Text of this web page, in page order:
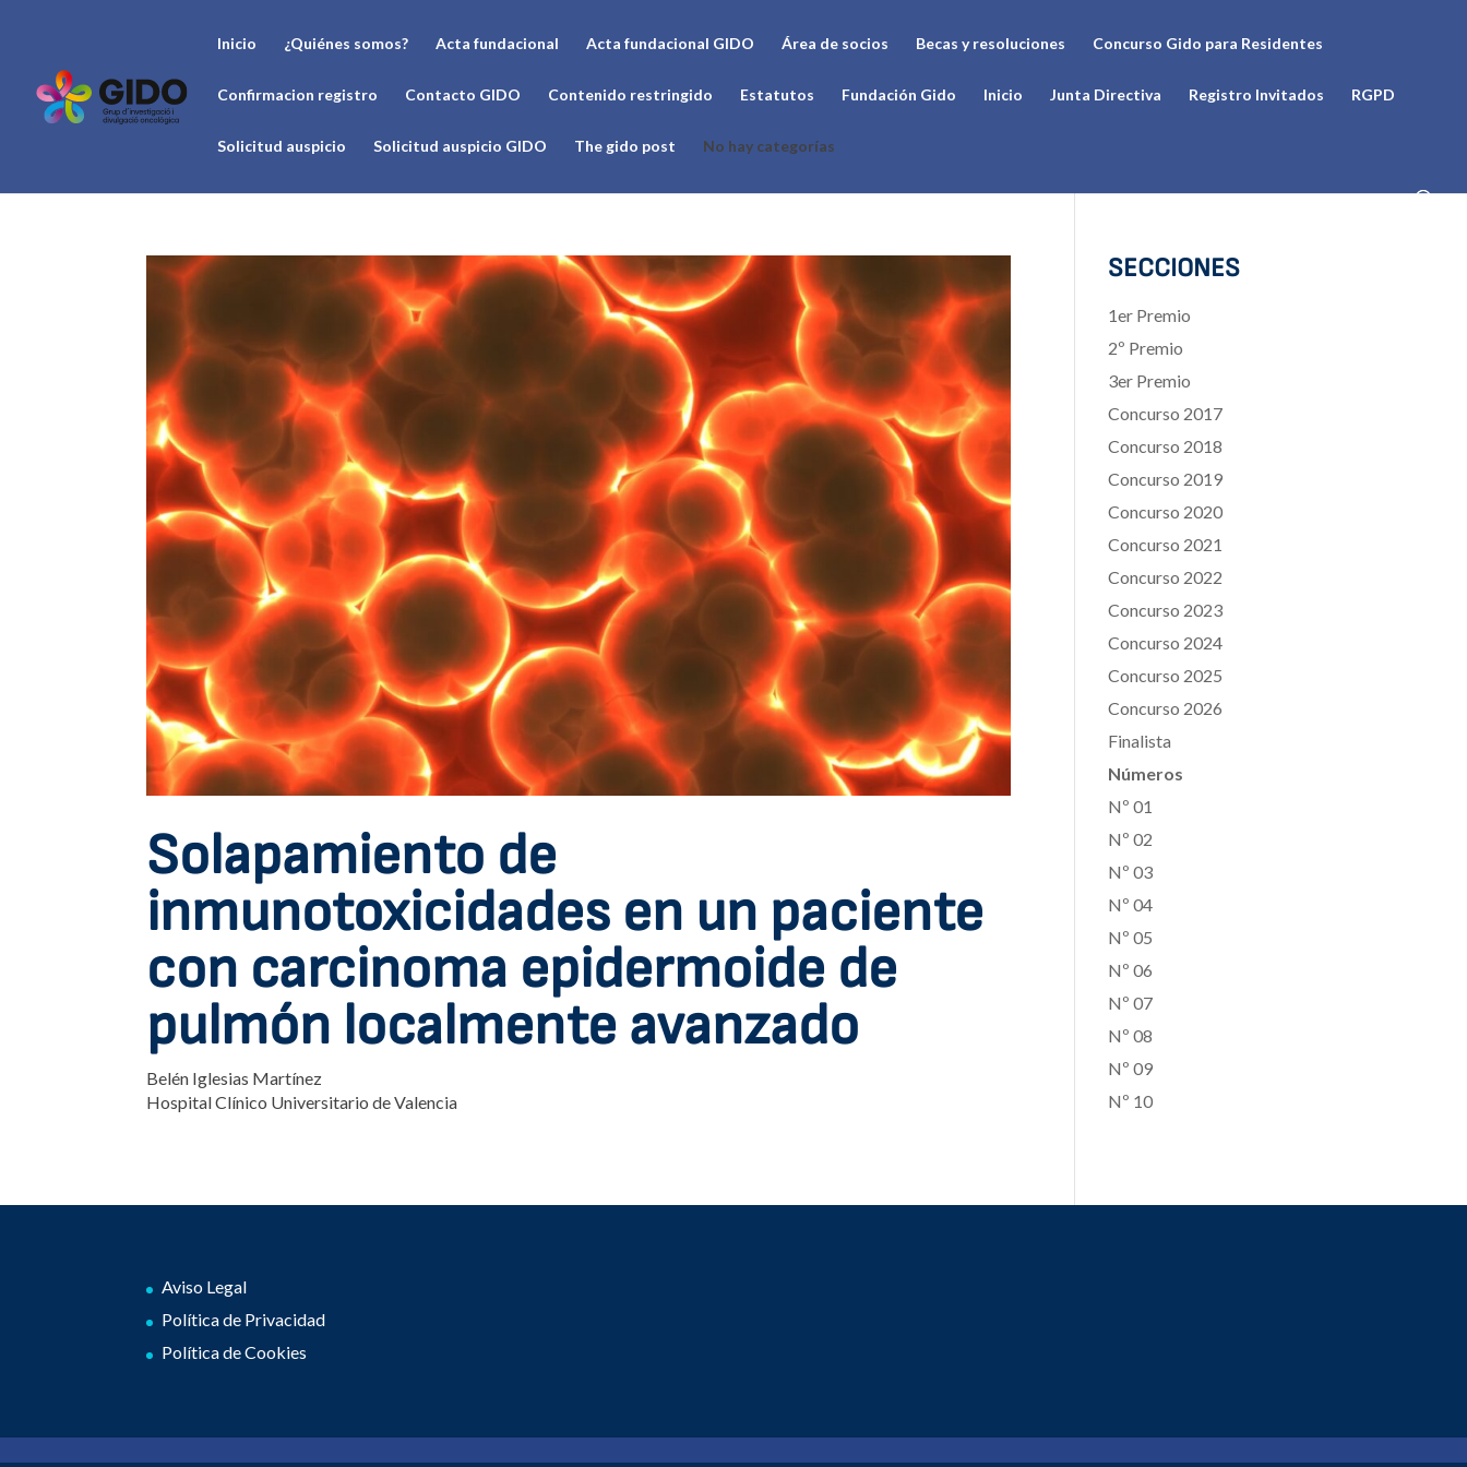
Inicio ¿Quiénes somos? Acta fundacional Acta fundacional GIDO Área de socios Becas y resoluciones Concurso Gido para Residentes
Confirmacion registro Contacto GIDO Contenido restringido Estatutos Fundación Gido Inicio Junta Directiva Registro Invitados RGPD
Solicitud auspicio Solicitud auspicio GIDO The gido post No hay categorías
Solapamiento de
inmunotoxicidades en un paciente
con carcinoma epidermoide de
pulmón localmente avanzado
Belén Iglesias Martínez
Hospital Clínico Universitario de Valencia
SECCIONES
1er Premio
2º Premio
3er Premio
Concurso 2017
Concurso 2018
Concurso 2019
Concurso 2020
Concurso 2021
Concurso 2022
Concurso 2023
Concurso 2024
Concurso 2025
Concurso 2026
Finalista
Números
Nº 01
Nº 02
Nº 03
Nº 04
Nº 05
Nº 06
Nº 07
Nº 08
Nº 09
Nº 10
Aviso Legal
Política de Privacidad
Política de Cookies